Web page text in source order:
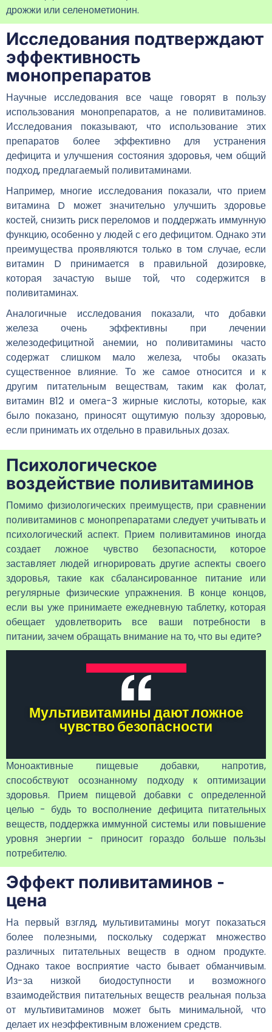
дрожжи или селенометионин.
Исследования подтверждают
эффективность
монопрепаратов
Научные исследования все чаще говорят в пользу
использования монопрепаратов, а не поливитаминов.
Исследования показывают, что использование этих
препаратов более эффективно для устранения
дефицита и улучшения состояния здоровья, чем общий
подход, предлагаемый поливитаминами.
Например, многие исследования показали, что прием
витамина D может значительно улучшить здоровье
костей, снизить риск переломов и поддержать иммунную
функцию, особенно у людей с его дефицитом. Однако эти
преимущества проявляются только в том случае, если
витамин D принимается в правильной дозировке,
которая зачастую выше той, что содержится в
поливитаминах.
Аналогичные исследования показали, что добавки
железа очень эффективны при лечении
железодефицитной анемии, но поливитамины часто
содержат слишком мало железа, чтобы оказать
существенное влияние. То же самое относится и к
другим питательным веществам, таким как фолат,
витамин B12 и омега-3 жирные кислоты, которые, как
было показано, приносят ощутимую пользу здоровью,
если принимать их отдельно в правильных дозах.
Психологическое
воздействие поливитаминов
Помимо физиологических преимуществ, при сравнении
поливитаминов с монопрепаратами следует учитывать и
психологический аспект. Прием поливитаминов иногда
создает ложное чувство безопасности, которое
заставляет людей игнорировать другие аспекты своего
здоровья, такие как сбалансированное питание или
регулярные физические упражнения. В конце концов,
если вы уже принимаете ежедневную таблетку, которая
обещает удовлетворить все ваши потребности в
питании, зачем обращать внимание на то, что вы едите?
Мультивитамины дают ложное
чувство безопасности
Моноактивные пищевые добавки, напротив,
способствуют осознанному подходу к оптимизации
здоровья. Прием пищевой добавки с определенной
целью - будь то восполнение дефицита питательных
веществ, поддержка иммунной системы или повышение
уровня энергии - приносит гораздо больше пользы
потребителю.
Эффект поливитаминов -
цена
На первый взгляд, мультивитамины могут показаться
более полезными, поскольку содержат множество
различных питательных веществ в одном продукте.
Однако такое восприятие часто бывает обманчивым.
Из-за низкой биодоступности и возможного
взаимодействия питательных веществ реальная польза
от мультивитаминов может быть минимальной, что
делает их неэффективным вложением средств.